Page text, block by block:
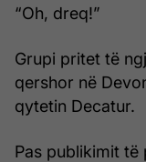
“Oh, dreq!”
Grupi pritet të
qershor në
qytetin Decatur.
Pas publikimit të